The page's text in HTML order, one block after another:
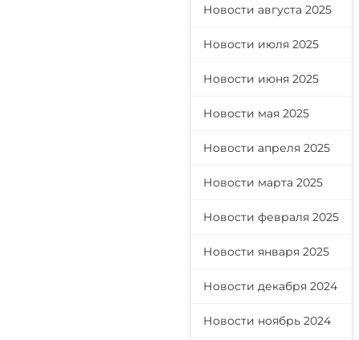
Новости августа 2025
Новости июля 2025
Новости июня 2025
Новости мая 2025
Новости апреля 2025
Новости марта 2025
Новости февраля 2025
Новости января 2025
Новости декабря 2024
Новости ноябрь 2024